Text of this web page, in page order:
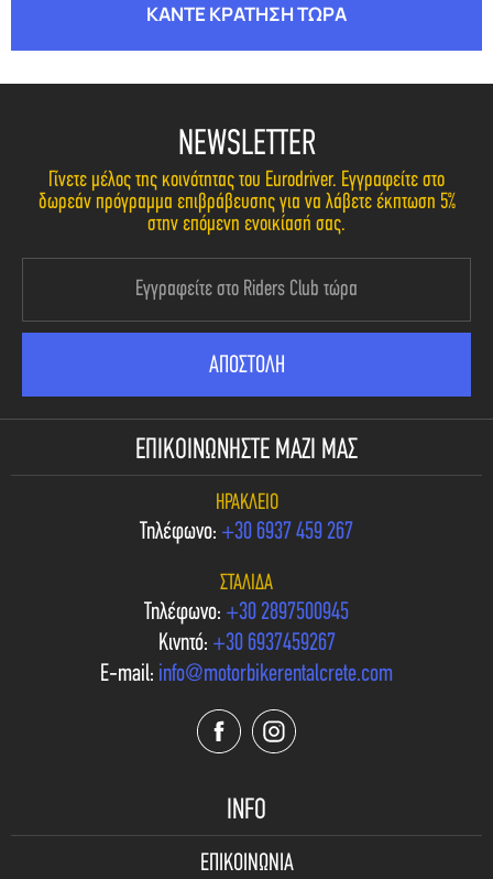
ΚΑΝΤΕ ΚΡΑΤΗΣΗ ΤΩΡΑ
NEWSLETTER
Γίνετε μέλος της κοινότητας του Eurodriver. Εγγραφείτε στο
δωρεάν πρόγραμμα επιβράβευσης για να λάβετε έκπτωση 5%
στην επόμενη ενοικίασή σας.
ΕΠΙΚΟΙΝΩΝΗΣΤΕ ΜΑΖΙ ΜΑΣ
ΗΡΆΚΛΕΙΟ
Τηλέφωνο: +30 6937 459 267
ΣΤΑΛΊΔΑ
Τηλέφωνο: +30 2897500945
Κινητό: +30 6937459267
E-mail: info@motorbikerentalcrete.com
INFO
ΕΠΙΚΟΙΝΩΝΙΑ